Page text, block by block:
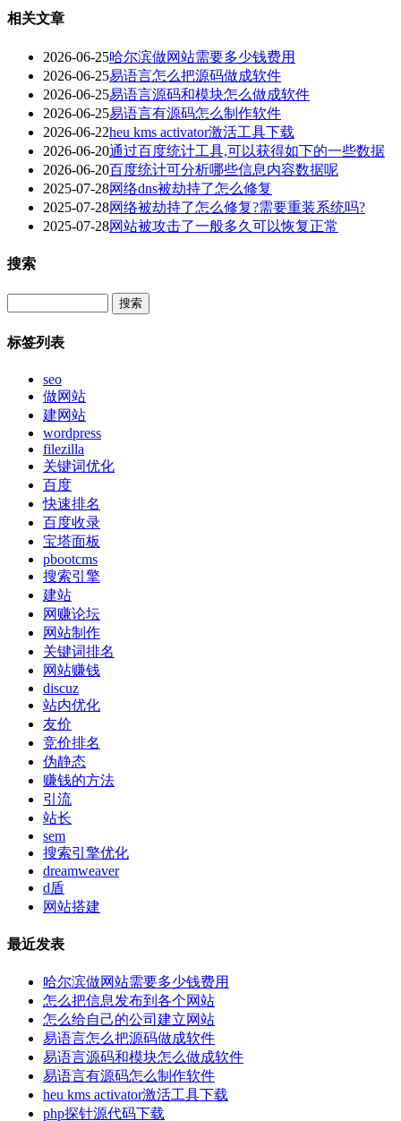
相关文章
2026-06-25哈尔滨做网站需要多少钱费用
2026-06-25易语言怎么把源码做成软件
2026-06-25易语言源码和模块怎么做成软件
2026-06-25易语言有源码怎么制作软件
2026-06-22heu kms activator激活工具下载
2026-06-20通过百度统计工具,可以获得如下的一些数据
2026-06-20百度统计可分析哪些信息内容数据呢
2025-07-28网络dns被劫持了怎么修复
2025-07-28网络被劫持了怎么修复?需要重装系统吗?
2025-07-28网站被攻击了一般多久可以恢复正常
搜索
标签列表
seo
做网站
建网站
wordpress
filezilla
关键词优化
百度
快速排名
百度收录
宝塔面板
pbootcms
搜索引擎
建站
网赚论坛
网站制作
关键词排名
网站赚钱
discuz
站内优化
友价
竞价排名
伪静态
赚钱的方法
引流
站长
sem
搜索引擎优化
dreamweaver
d盾
网站搭建
最近发表
哈尔滨做网站需要多少钱费用
怎么把信息发布到各个网站
怎么给自己的公司建立网站
易语言怎么把源码做成软件
易语言源码和模块怎么做成软件
易语言有源码怎么制作软件
heu kms activator激活工具下载
php探针源代码下载